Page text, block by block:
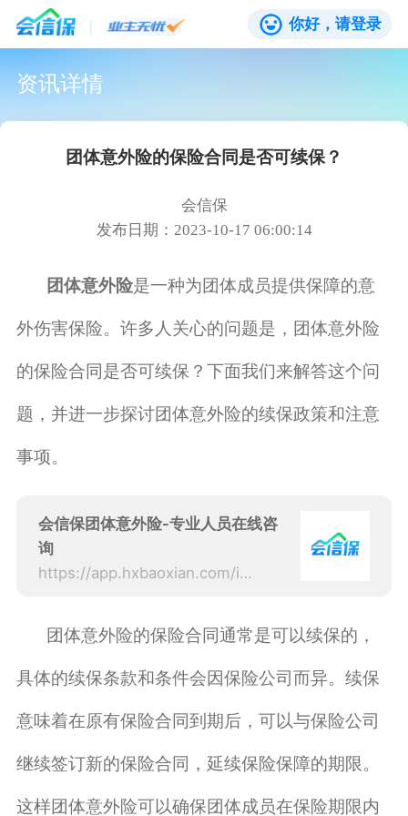
你好，请登录
资讯详情
团体意外险的保险合同是否可续保？
会信保
发布日期：2023-10-17 06:00:14
团体意外险是一种为团体成员提供保障的意
外伤害保险。许多人关心的问题是，团体意外险
的保险合同是否可续保？下面我们来解答这个问
题，并进一步探讨团体意外险的续保政策和注意
事项。
会信保团体意外险-专业人员在线咨
询
https://app.hxbaoxian.com/insurance?p=1&l=20&t=6&c=0&sourceType=web
团体意外险的保险合同通常是可以续保的，
具体的续保条款和条件会因保险公司而异。续保
意味着在原有保险合同到期后，可以与保险公司
继续签订新的保险合同，延续保险保障的期限。
这样团体意外险可以确保团体成员在保险期限内